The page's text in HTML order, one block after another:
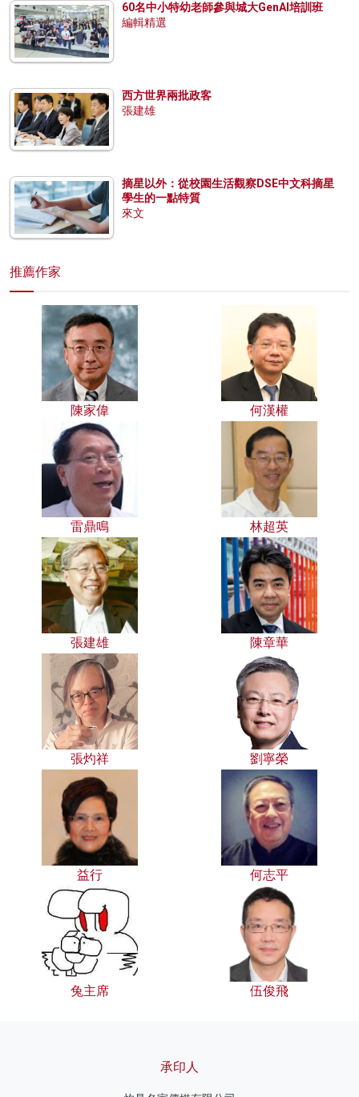
60名中小特幼老師參與城大GenAI培訓班
編輯精選
西方世界兩批政客
張建雄
摘星以外：從校園生活觀察DSE中文科摘星
學生的一點特質
來文
推薦作家
陳家偉 何漢權
雷鼎鳴 林超英
張建雄 陳章華
張灼祥 劉寧榮
益行 何志平
兔主席 伍俊飛
承印人